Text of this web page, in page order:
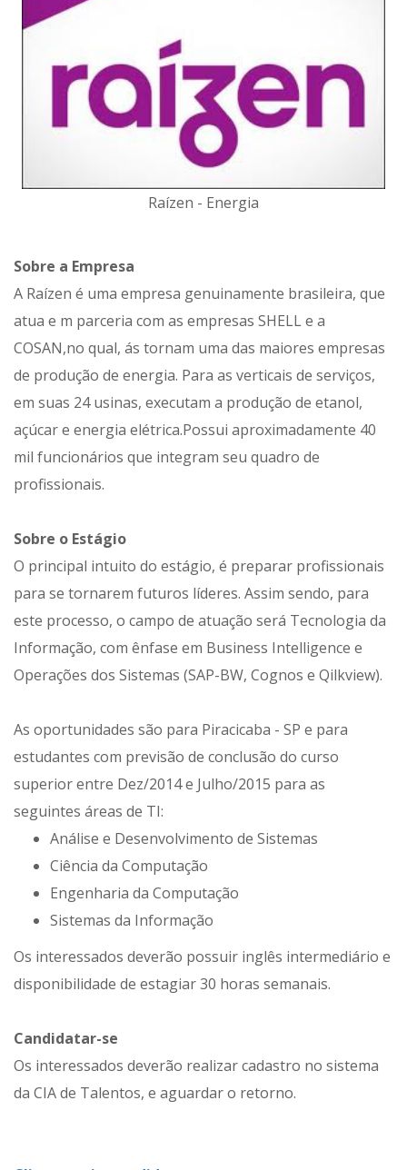
Raízen - Energia
Sobre a Empresa
A Raízen é uma empresa genuinamente brasileira, que
atua e m parceria com as empresas SHELL e a
COSAN,no qual, ás tornam uma das maiores empresas
de produção de energia. Para as verticais de serviços,
em suas 24 usinas, executam a produção de etanol,
açúcar e energia elétrica.Possui aproximadamente 40
mil funcionários que integram seu quadro de
profissionais.
Sobre o Estágio
O principal intuito do estágio, é preparar profissionais
para se tornarem futuros líderes. Assim sendo, para
este processo, o campo de atuação será Tecnologia da
Informação, com ênfase em Business Intelligence e
Operações dos Sistemas (SAP-BW, Cognos e Qilkview).
As oportunidades são para Piracicaba - SP e para
estudantes com previsão de conclusão do curso
superior entre Dez/2014 e Julho/2015 para as
seguintes áreas de TI:
Análise e Desenvolvimento de Sistemas
Ciência da Computação
Engenharia da Computação
Sistemas da Informação
Os interessados deverão possuir inglês intermediário e
disponibilidade de estagiar 30 horas semanais.
Candidatar-se
Os interessados deverão realizar cadastro no sistema
da CIA de Talentos, e aguardar o retorno.